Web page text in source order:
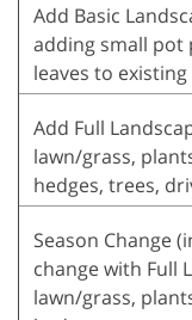
Add Basic
adding small pot
leaves to
Add Full
lawn/grass,
hedges, trees,
Season Change
change with Full
lawn/grass,